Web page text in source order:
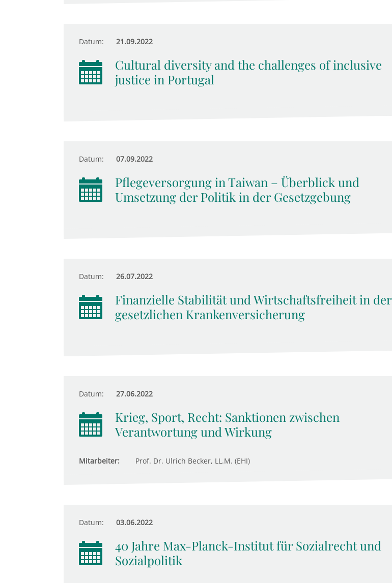
Datum: 21.09.2022
Cultural diversity and the challenges of inclusive
justice in Portugal
Datum: 07.09.2022
Pflegeversorgung in Taiwan – Überblick und
Umsetzung der Politik in der Gesetzgebung
Datum: 26.07.2022
Finanzielle Stabilität und Wirtschaftsfreiheit in der
gesetzlichen Krankenversicherung
Datum: 27.06.2022
Krieg, Sport, Recht: Sanktionen zwischen
Verantwortung und Wirkung
Mitarbeiter: Prof. Dr. Ulrich Becker, LL.M. (EHI)
Datum: 03.06.2022
40 Jahre Max-Planck-Institut für Sozialrecht und
Sozialpolitik